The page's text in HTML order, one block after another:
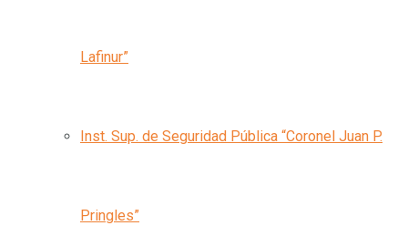
Lafinur”
Inst. Sup. de Seguridad Pública “Coronel Juan P.
Pringles”